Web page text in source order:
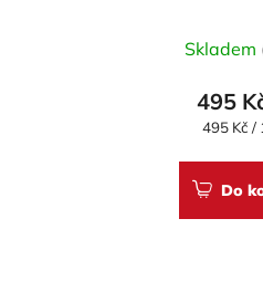
Skladem
495
Měrná
495 Kč /
Do